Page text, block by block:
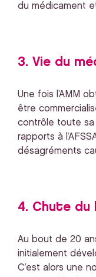
du médicament
3. Vie du
Une fois l’AMM
être
contrôle toute sa
rapports à
désagréments
4. Chute
Au bout de 20
initialement
C’est alors une